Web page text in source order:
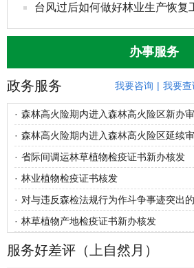
台风过后如何做好林业生产恢复
办事服务
政务服务 我要咨询 | 我要查
· 森林高火险期内进入森林高火险区新办
· 森林高火险期内进入森林高火险区延续
· 省际间调运林草植物检疫证书新办核发
· 林业植物检疫证书核发
· 对与违反森检法规行为作斗争事迹突出的，在封锁、消灭森检对象工作中有显著成绩的，在森检技术研究和推广工作中获得重大成果或者显
· 林草植物产地检疫证书新办核发
服务好差评（上自然月）